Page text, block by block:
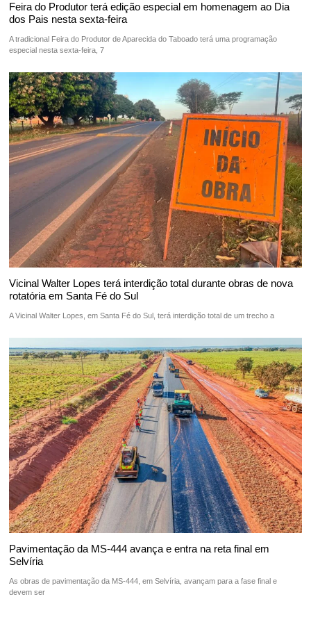
Feira do Produtor terá edição especial em homenagem ao Dia
dos Pais nesta sexta-feira
A tradicional Feira do Produtor de Aparecida do Taboado terá uma programação
especial nesta sexta-feira, 7
Vicinal Walter Lopes terá interdição total durante obras de nova
rotatória em Santa Fé do Sul
A Vicinal Walter Lopes, em Santa Fé do Sul, terá interdição total de um trecho a
Pavimentação da MS-444 avança e entra na reta final em
Selvíria
As obras de pavimentação da MS-444, em Selvíria, avançam para a fase final e
devem ser